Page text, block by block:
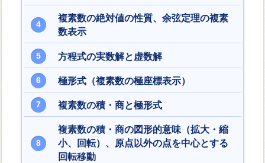
複素数の絶対値の性質、余弦定理の複素
数表示
方程式の実数解と虚数解
極形式（複素数の極座標表示）
複素数の積・商と極形式
複素数の積・商の図形的意味（拡大・縮
小、回転）、原点以外の点を中心とする
回転移動